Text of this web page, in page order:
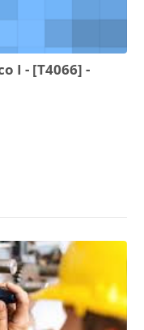
I - [T4066] -